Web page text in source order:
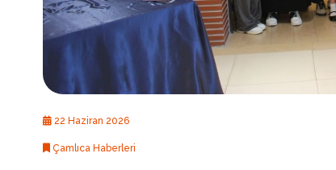
22 Haziran 2026
Çamlıca Haberleri